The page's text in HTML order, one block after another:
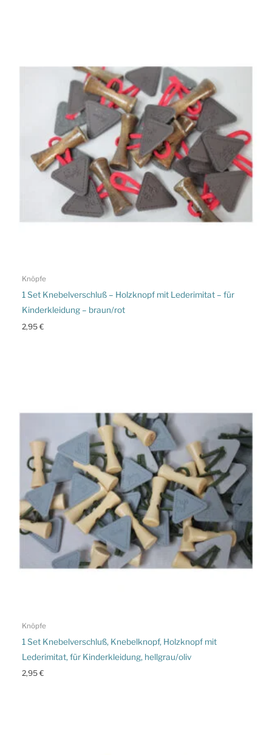
Knöpfe
1 Set Knebelverschluß – Holzknopf mit Lederimitat – für
Kinderkleidung – braun/rot
2,95€
Knöpfe
1 Set Knebelverschluß, Knebelknopf, Holzknopf mit
Lederimitat, für Kinderkleidung, hellgrau/oliv
2,95€